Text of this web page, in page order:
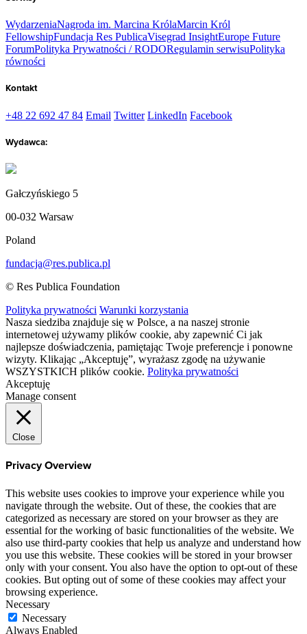
WydarzeniaNagroda im. Marcina KrólaMarcin Król
FellowshipFundacja Res PublicaVisegrad InsightEurope Future
ForumPolityka Prywatności / RODORegulamin serwisuPolityka
równości
Kontakt
+48 22 692 47 84 Email Twitter LinkedIn Facebook
Wydawca:
Gałczyńskiego 5
00-032 Warsaw
Poland
fundacja@res.publica.pl
© Res Publica Foundation
Polityka prywatności Warunki korzystania
Nasza siedziba znajduje się w Polsce, a na naszej stronie
internetowej używamy plików cookie, aby zapewnić Ci jak
najlepsze doświadczenia, pamiętając Twoje preferencje i ponowne
wizyty. Klikając „Akceptuję”, wyrażasz zgodę na używanie
WSZYSTKICH plików cookie. Polityka prywatności
Akceptuję
Manage consent
Close
Privacy Overview
This website uses cookies to improve your experience while you
navigate through the website. Out of these, the cookies that are
categorized as necessary are stored on your browser as they are
essential for the working of basic functionalities of the website. We
also use third-party cookies that help us analyze and understand how
you use this website. These cookies will be stored in your browser
only with your consent. You also have the option to opt-out of these
cookies. But opting out of some of these cookies may affect your
browsing experience.
Necessary
Necessary
Always Enabled